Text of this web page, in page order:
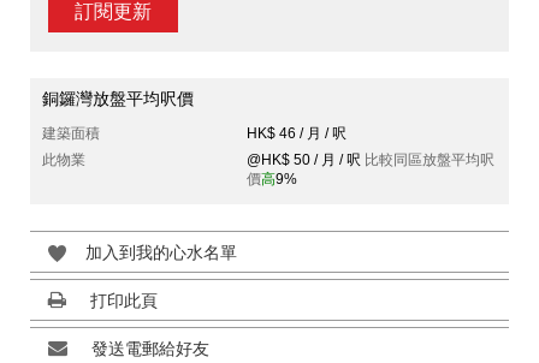
訂閱更新
銅鑼灣放盤平均呎價
建築面積
HK$ 46 / 月 / 呎
此物業
@HK$ 50 / 月 / 呎 比較同區放盤平均呎
價高9%
加入到我的心水名單
打印此頁
發送電郵給好友